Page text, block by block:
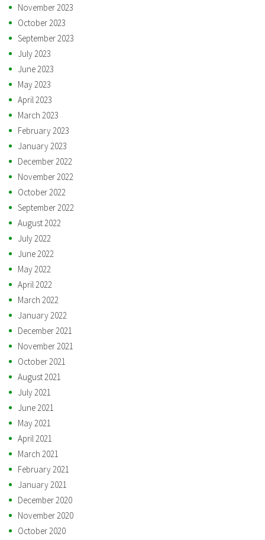
November 2023
October 2023
September 2023
July 2023
June 2023
May 2023
April 2023
March 2023
February 2023
January 2023
December 2022
November 2022
October 2022
September 2022
August 2022
July 2022
June 2022
May 2022
April 2022
March 2022
January 2022
December 2021
November 2021
October 2021
August 2021
July 2021
June 2021
May 2021
April 2021
March 2021
February 2021
January 2021
December 2020
November 2020
October 2020